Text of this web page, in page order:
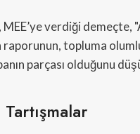
verdiği demeçte,
topluma
parçası olduğunu